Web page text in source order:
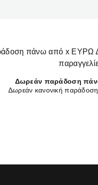
Δωρεάν παράδοση
Δωρεάν κανονική παράδοση